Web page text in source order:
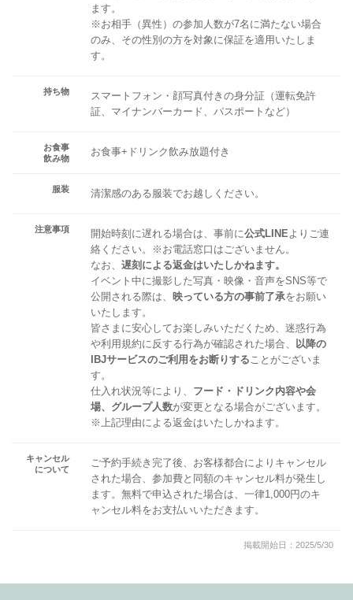
ます。
※お相手（異性）の参加人数が7名に満たない場合
のみ、その性別の方を対象に保証を適用いたしま
す。
持ち物
スマートフォン・顔写真付きの身分証（運転免許
証、マイナンバーカード、パスポートなど）
お食事
飲み物
お食事+ドリンク飲み放題付き
服装 清潔感のある服装でお越しください。
注意事項 開始時刻に遅れる場合は、事前に公式LINE よりご連
絡ください。※お電話窓口はございません。
なお、 遅刻による返金はいたしかねます。
イベント中に撮影した写真・映像・音声をSNS等で
公開される際は、 映っている方の事前了承をお願い
いたします。
皆さまに安心してお楽しみいただくため、迷惑行為
や利用規約に反する行為が確認された場合、
以降の
IBJサービスのご利用をお断りする ことがございま
す。
仕入れ状況等により、 フード・ドリンク内容や会
場、グループ人数が変更となる場合がございます。
※上記理由による返金はいたしかねます。
キャンセル
について
ご予約手続き完了後、お客様都合によりキャンセル
された場合、参加費と同額のキャンセル料が発生し
ます。無料で申込された場合は、一律1,000円のキ
ャンセル料をお支払いいただきます。
掲載開始日：2025/5/30